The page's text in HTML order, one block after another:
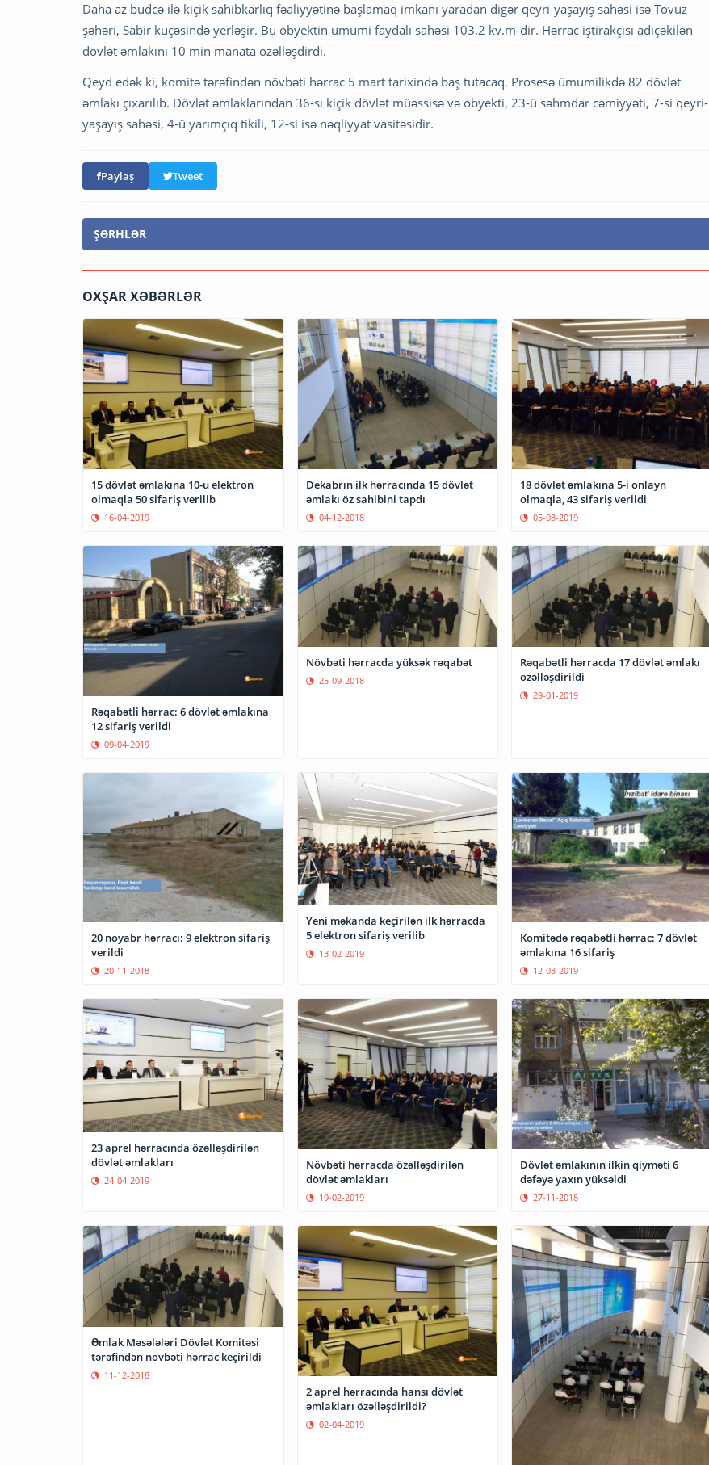
Daha az büdcə ilə kiçik sahibkarlıq fəaliyyətinə başlamaq imkanı yaradan digər qeyri-yaşayış sahəsi isə Tovuz
şəhəri, Sabir küçəsində yerləşir. Bu obyektin ümumi faydalı sahəsi 103.2 kv.m-dir. Hərrac iştirakçısı adıçəkilən
dövlət əmlakını 10 min manata özəlləşdirdi.
Qeyd edək ki, komitə tərəfindən növbəti hərrac 5 mart tarixində baş tutacaq. Prosesə ümumilikdə 82 dövlət
əmlakı çıxarılıb. Dövlət əmlaklarından 36-sı kiçik dövlət müəssisə və obyekti, 23-ü səhmdar cəmiyyəti, 7-si qeyri-
yaşayış sahəsi, 4-ü yarımçıq tikili, 12-si isə nəqliyyat vasitəsidir.
Paylaş Tweet
ŞƏRHLƏR
OXŞAR XƏBƏRLƏR
15 dövlət əmlakına 10-u elektron
olmaqla 50 sifariş verilib
16-04-2019
Dekabrın ilk hərracında 15 dövlət
əmlakı öz sahibini tapdı
04-12-2018
18 dövlət əmlakına 5-i onlayn
olmaqla, 43 sifariş verildi
05-03-2019
Rəqabətli hərrac: 6 dövlət əmlakına
12 sifariş verildi
09-04-2019
Növbəti hərracda yüksək rəqabət
25-09-2018
Rəqabətli hərracda 17 dövlət əmlakı
özəlləşdirildi
29-01-2019
20 noyabr hərracı: 9 elektron sifariş
verildi
20-11-2018
Yeni məkanda keçirilən ilk hərracda
5 elektron sifariş verilib
13-02-2019
Komitədə rəqabətli hərrac: 7 dövlət
əmlakına 16 sifariş
12-03-2019
23 aprel hərracında özəlləşdirilən
dövlət əmlakları
24-04-2019
Növbəti hərracda özəlləşdirilən
dövlət əmlakları
19-02-2019
Dövlət əmlakının ilkin qiyməti 6
dəfəyə yaxın yüksəldi
27-11-2018
Əmlak Məsələləri Dövlət Komitəsi
tərəfindən növbəti hərrac keçirildi
11-12-2018
2 aprel hərracında hansı dövlət
əmlakları özəlləşdirildi?
02-04-2019